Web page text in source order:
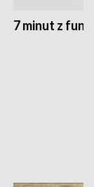
7 minut z